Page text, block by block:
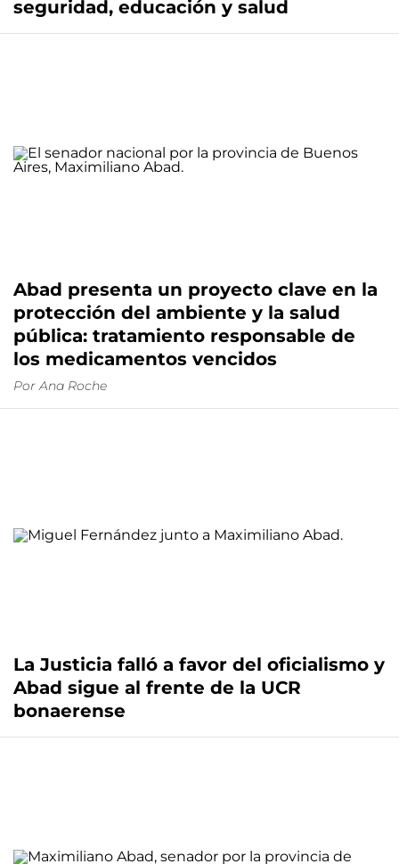
seguridad, educación y salud
Abad presenta un proyecto clave en la
protección del ambiente y la salud
pública: tratamiento responsable de
los medicamentos vencidos
Por Ana Roche
La Justicia falló a favor del oficialismo y
Abad sigue al frente de la UCR
bonaerense